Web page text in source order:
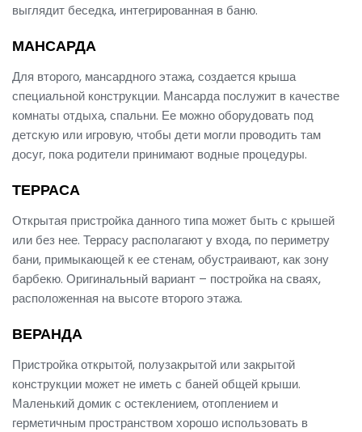
выглядит беседка, интегрированная в баню.
МАНСАРДА
Для второго, мансардного этажа, создается крыша
специальной конструкции. Мансарда послужит в качестве
комнаты отдыха, спальни. Ее можно оборудовать под
детскую или игровую, чтобы дети могли проводить там
досуг, пока родители принимают водные процедуры.
ТЕРРАСА
Открытая пристройка данного типа может быть с крышей
или без нее. Террасу располагают у входа, по периметру
бани, примыкающей к ее стенам, обустраивают, как зону
барбекю. Оригинальный вариант – постройка на сваях,
расположенная на высоте второго этажа.
ВЕРАНДА
Пристройка открытой, полузакрытой или закрытой
конструкции может не иметь с баней общей крыши.
Маленький домик с остеклением, отоплением и
герметичным пространством хорошо использовать в